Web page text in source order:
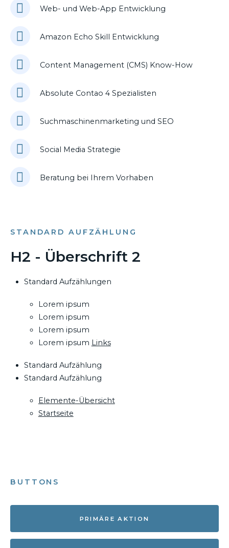
Web- und Web-App Entwicklung
Amazon Echo Skill Entwicklung
Content Management (CMS) Know-How
Absolute Contao 4 Spezialisten
Suchmaschinenmarketing und SEO
Social Media Strategie
Beratung bei Ihrem Vorhaben
STANDARD AUFZÄHLUNG
H2 - Überschrift 2
Standard Aufzählungen
Lorem ipsum
Lorem ipsum
Lorem ipsum
Lorem ipsum Links
Standard Aufzählung
Standard Aufzählung
Elemente-Übersicht
Startseite
BUTTONS
PRIMÄRE AKTION